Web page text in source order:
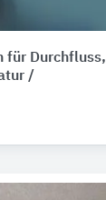
für Durchfluss,
/